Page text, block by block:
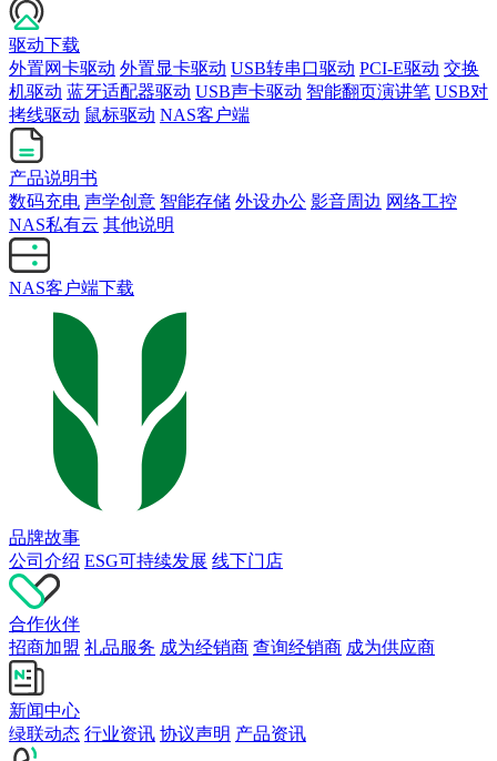
驱动下载
外置网卡驱动 外置显卡驱动 USB转串口驱动 PCI-E驱动 交换
机驱动 蓝牙适配器驱动 USB声卡驱动 智能翻页演讲笔 USB对
拷线驱动 鼠标驱动 NAS客户端
产品说明书
数码充电 声学创意 智能存储 外设办公 影音周边 网络工控
NAS私有云 其他说明
NAS客户端下载
品牌故事
公司介绍 ESG可持续发展 线下门店
合作伙伴
招商加盟 礼品服务 成为经销商 查询经销商 成为供应商
新闻中心
绿联动态 行业资讯 协议声明 产品资讯